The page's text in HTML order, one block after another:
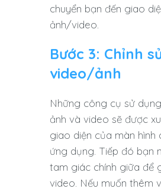
chuyển bạn đến giao
ảnh/video.
Bước 3: Chỉnh
video/ảnh
Những công cụ sử
ảnh và video sẽ được
giao diện của màn hình
ứng dụng. Tiếp đó bạn
tam giác chính giữa để
video. Nếu muốn thêm